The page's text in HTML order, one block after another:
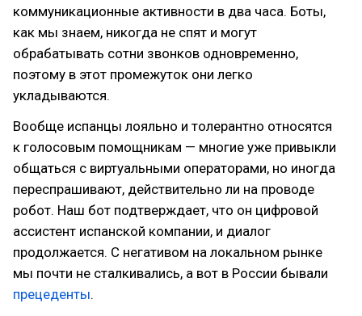
коммуникационные активности в два часа. Боты,
как мы знаем, никогда не спят и могут
обрабатывать сотни звонков одновременно,
поэтому в этот промежуток они легко
укладываются.
Вообще испанцы лояльно и толерантно относятся
к голосовым помощникам — многие уже привыкли
общаться с виртуальными операторами, но иногда
переспрашивают, действительно ли на проводе
робот. Наш бот подтверждает, что он цифровой
ассистент испанской компании, и диалог
продолжается. С негативом на локальном рынке
мы почти не сталкивались, а вот в России бывали
прецеденты.